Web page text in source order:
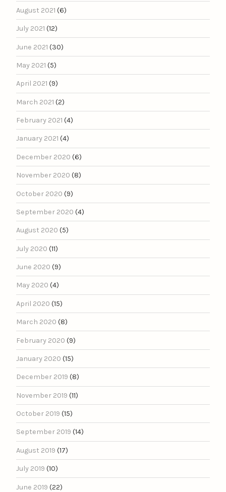
August 2021 (6)
July 2021 (12)
June 2021 (30)
May 2021 (5)
April 2021 (9)
March 2021 (2)
February 2021 (4)
January 2021 (4)
December 2020 (6)
November 2020 (8)
October 2020 (9)
September 2020 (4)
August 2020 (5)
July 2020 (11)
June 2020 (9)
May 2020 (4)
April 2020 (15)
March 2020 (8)
February 2020 (9)
January 2020 (15)
December 2019 (8)
November 2019 (11)
October 2019 (15)
September 2019 (14)
August 2019 (17)
July 2019 (10)
June 2019 (22)